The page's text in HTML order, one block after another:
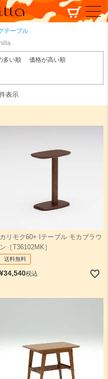
テーブル
検索
多い順 価格が高い順
表示
カリモク60+ Iテーブル モカブラウ
ン［T36102MK］
送料無料
¥34,540税込